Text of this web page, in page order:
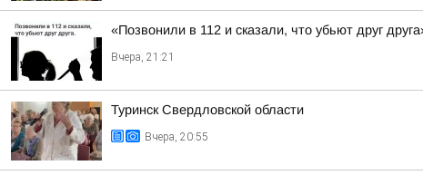
«Позвонили в 112 и сказали, что убьют друг
Вчера, 21:21
Туринск Свердловской области
Вчера, 20:55